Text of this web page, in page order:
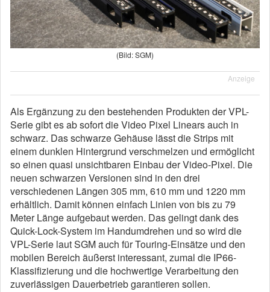
(Bild: SGM)
Anzeige
Als Ergänzung zu den bestehenden Produkten der VPL-
Serie gibt es ab sofort die Video Pixel Linears auch in
schwarz. Das schwarze Gehäuse lässt die Strips mit
einem dunklen Hintergrund verschmelzen und ermöglicht
so einen quasi unsichtbaren Einbau der Video-Pixel. Die
neuen schwarzen Versionen sind in den drei
verschiedenen Längen 305 mm, 610 mm und 1220 mm
erhältlich. Damit können einfach Linien von bis zu 79
Meter Länge aufgebaut werden. Das gelingt dank des
Quick-Lock-System im Handumdrehen und so wird die
VPL-Serie laut SGM auch für Touring-Einsätze und den
mobilen Bereich äußerst interessant, zumal die IP66-
Klassifizierung und die hochwertige Verarbeitung den
zuverlässigen Dauerbetrieb garantieren sollen.